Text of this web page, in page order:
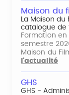
Maison du
La Maison
catalogue de
Formation
semestre
Maison du
l'actualité
GHS
GHS -